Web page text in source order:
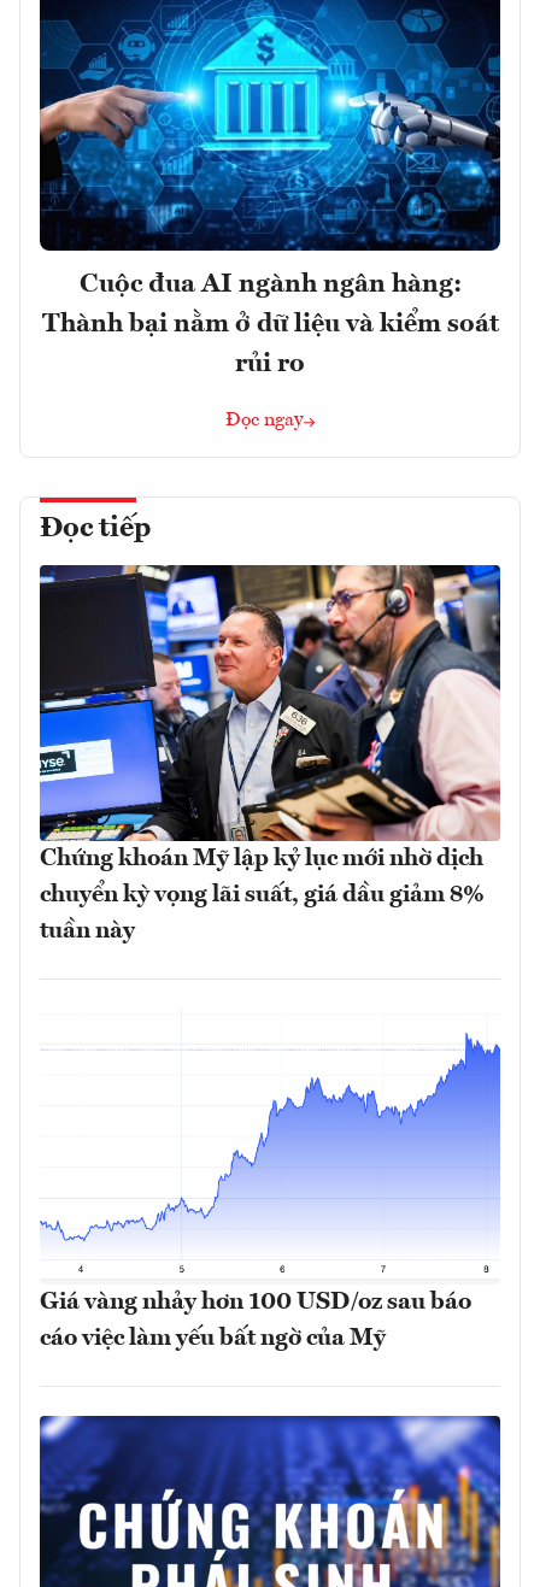
Cuộc đua AI ngành ngân hàng:
Thành bại nằm ở dữ liệu và kiểm soát
rủi ro
Đọc ngay
Đọc tiếp
Chứng khoán Mỹ lập kỷ lục mới nhờ dịch
chuyển kỳ vọng lãi suất, giá dầu giảm 8%
tuần này
Giá vàng nhảy hơn 100 USD/oz sau báo
cáo việc làm yếu bất ngờ của Mỹ